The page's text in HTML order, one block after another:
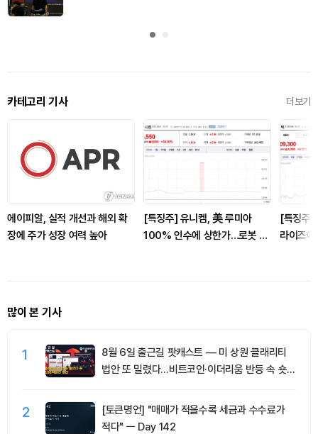
카테고리 기사 더보기
에이피알, 실적 개선과 해외 확
장에 주가 성장 여력 높아
[특징주] 유니켐, 美 루미아
100% 인수에 상한가…로봇 전
[특징주]
라이즈
많이 본 기사
1
8월 6일 출근길 팟캐스트 — 미 상원 클래리티
법안 또 밀렸다…비트코인·이더리움 반등 속 숏
2
[토큰명언] "매매가 적을수록 세금과 수수료가
적다" ㅡ Day 142